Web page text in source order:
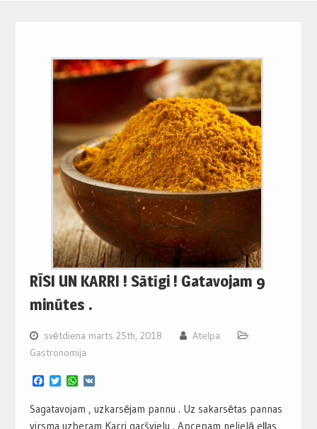
RĪSI UN KARRI ! Sātīgi ! Gatavojam 9
minūtes .
svētdiena marts 25th, 2018
Atelpa
Gastronomija
Facebook
TwitterWhatsApp
VK
Sagatavojam , uzkarsējam pannu . Uz sakarsētas pannas
virsma uzberam Karri garšvielu . Apcepam nelielā eļļas